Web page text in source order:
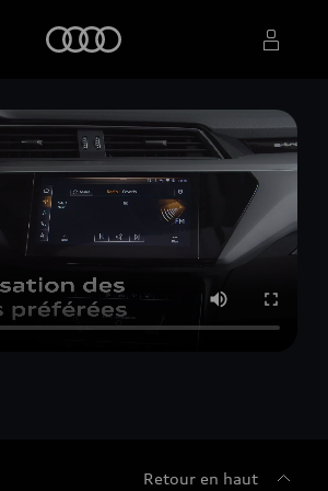
un concessionnaire
Retour en haut